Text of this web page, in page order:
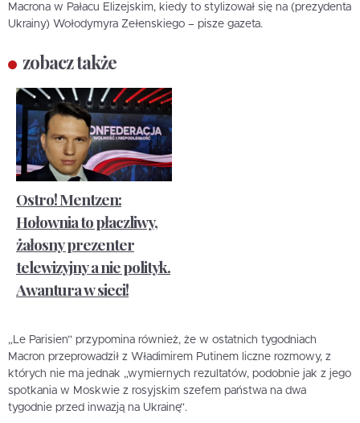
Macrona w Pałacu Elizejskim, kiedy to stylizował się na (prezydenta
Ukrainy) Wołodymyra Zełenskiego – pisze gazeta.
zobacz także
Ostro! Mentzen:
Hołownia to płaczliwy,
żałosny prezenter
telewizyjny a nie polityk.
Awantura w sieci!
„Le Parisien” przypomina również, że w ostatnich tygodniach
Macron przeprowadził z Władimirem Putinem liczne rozmowy, z
których nie ma jednak „wymiernych rezultatów, podobnie jak z jego
spotkania w Moskwie z rosyjskim szefem państwa na dwa
tygodnie przed inwazją na Ukrainę”.